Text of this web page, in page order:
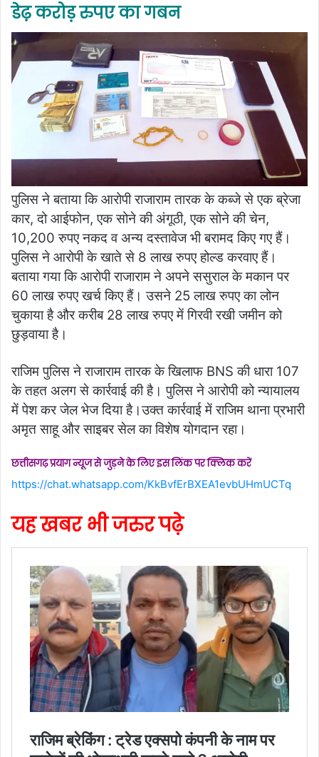
डेढ़ करोड़ रुपए का गबन
पुलिस ने बताया कि आरोपी राजाराम तारक के कब्जे से एक ब्रेजा
कार, दो आईफोन, एक सोने की अंगूठी, एक सोने की चेन,
10,200 रुपए नकद व अन्य दस्तावेज भी बरामद किए गए हैं।
पुलिस ने आरोपी के खाते से 8 लाख रुपए होल्ड करवाए हैं।
बताया गया कि आरोपी राजाराम ने अपने ससुराल के मकान पर
60 लाख रुपए खर्च किए हैं। उसने 25 लाख रुपए का लोन
चुकाया है और करीब 28 लाख रुपए में गिरवी रखी जमीन को
छुड़वाया है।
राजिम पुलिस ने राजाराम तारक के खिलाफ BNS की धारा 107
के तहत अलग से कार्रवाई की है। पुलिस ने आरोपी को न्यायालय
में पेश कर जेल भेज दिया है।उक्त कार्रवाई में राजिम थाना प्रभारी
अमृत साहू और साइबर सेल का विशेष योगदान रहा।
छत्तीसगढ़ प्रयाग न्यूज से जुड़ने के लिए इस लिंक पर क्लिक करें
https://chat.whatsapp.com/KkBvfErBXEA1evbUHmUCTq
यह खबर भी जरुर पढ़े